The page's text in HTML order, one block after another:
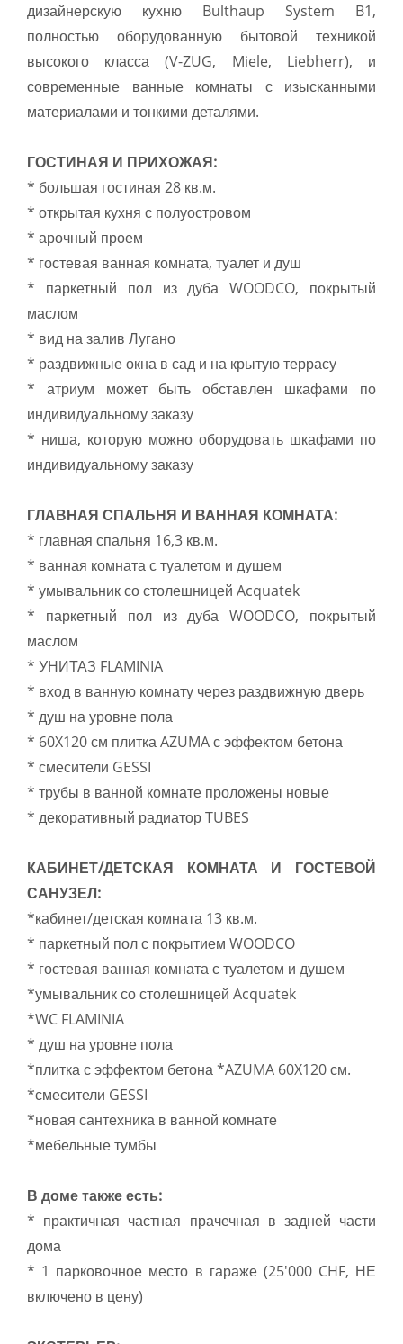
дизайнерскую кухню Bulthaup System B1,
полностью оборудованную бытовой техникой
высокого класса (V-ZUG, Miele, Liebherr), и
современные ванные комнаты с изысканными
материалами и тонкими деталями.
ГОСТИНАЯ И ПРИХОЖАЯ:
* большая гостиная 28 кв.м.
* открытая кухня с полуостровом
* арочный проем
* гостевая ванная комната, туалет и душ
* паркетный пол из дуба WOODCO, покрытый
маслом
* вид на залив Лугано
* раздвижные окна в сад и на крытую террасу
* атриум может быть обставлен шкафами по
индивидуальному заказу
* ниша, которую можно оборудовать шкафами по
индивидуальному заказу
ГЛАВНАЯ СПАЛЬНЯ И ВАННАЯ КОМНАТА:
* главная спальня 16,3 кв.м.
* ванная комната с туалетом и душем
* умывальник со столешницей Acquatek
* паркетный пол из дуба WOODCO, покрытый
маслом
* УНИТАЗ FLAMINIA
* вход в ванную комнату через раздвижную дверь
* душ на уровне пола
* 60X120 см плитка AZUMA с эффектом бетона
* смесители GESSI
* трубы в ванной комнате проложены новые
* декоративный радиатор TUBES
КАБИНЕТ/ДЕТСКАЯ КОМНАТА И ГОСТЕВОЙ
САНУЗЕЛ:
*кабинет/детская комната 13 кв.м.
* паркетный пол с покрытием WOODCO
* гостевая ванная комната с туалетом и душем
*умывальник со столешницей Acquatek
*WC FLAMINIA
* душ на уровне пола
*плитка с эффектом бетона *AZUMA 60X120 см.
*смесители GESSI
*новая сантехника в ванной комнате
*мебельные тумбы
В доме также есть:
* практичная частная прачечная в задней части
дома
* 1 парковочное место в гараже (25'000 CHF, НЕ
включено в цену)